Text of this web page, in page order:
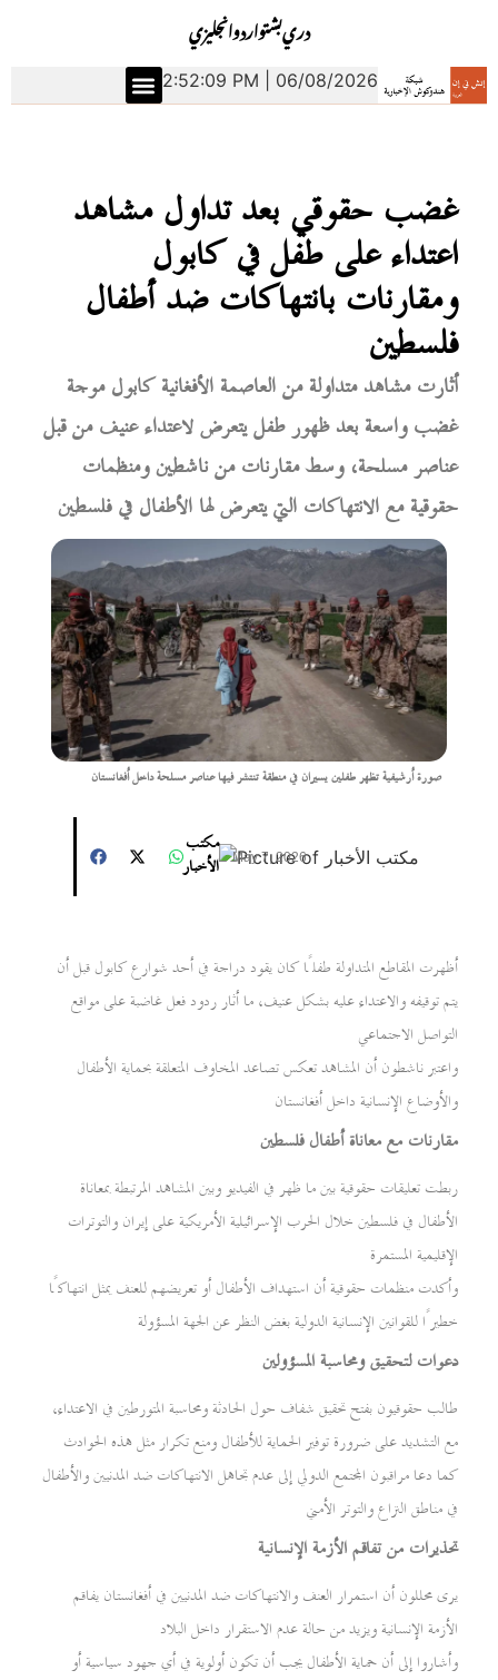
انجليزياردوبشتودري
2:52:09 PM | 06/08/2026
غضب حقوقي بعد تداول مشاهد
اعتداء على طفل في كابول
ومقارنات بانتهاكات ضد أطفال
فلسطين
أثارت مشاهد متداولة من العاصمة الأفغانية كابول موجة
غضب واسعة بعد ظهور طفل يتعرض لاعتداء عنيف من قبل
عناصر مسلحة، وسط مقارنات من ناشطين ومنظمات
حقوقية مع الانتهاكات التي يتعرض لها الأطفال في فلسطين
صورة أرشيفية تظهر طفلين يسيران في منطقة تنتشر فيها عناصر مسلحة داخل أفغانستان
مكتب
الأخبار May 7, 2026
أظهرت المقاطع المتداولة طفلًا كان يقود دراجة في أحد شوارع كابول قبل أن
يتم توقيفه والاعتداء عليه بشكل عنيف، ما أثار ردود فعل غاضبة على مواقع
التواصل الاجتماعي
واعتبر ناشطون أن المشاهد تعكس تصاعد المخاوف المتعلقة بحماية الأطفال
والأوضاع الإنسانية داخل أفغانستان
مقارنات مع معاناة أطفال فلسطين
ربطت تعليقات حقوقية بين ما ظهر في الفيديو وبين المشاهد المرتبطة بمعاناة
الأطفال في فلسطين خلال الحرب الإسرائيلية الأمريكية على إيران والتوترات
الإقليمية المستمرة
وأكدت منظمات حقوقية أن استهداف الأطفال أو تعريضهم للعنف يمثل انتهاكًا
خطيرًا للقوانين الإنسانية الدولية بغض النظر عن الجهة المسؤولة
دعوات لتحقيق ومحاسبة المسؤولين
طالب حقوقيون بفتح تحقيق شفاف حول الحادثة ومحاسبة المتورطين في الاعتداء،
مع التشديد على ضرورة توفير الحماية للأطفال ومنع تكرار مثل هذه الحوادث
كما دعا مراقبون المجتمع الدولي إلى عدم تجاهل الانتهاكات ضد المدنيين والأطفال
في مناطق النزاع والتوتر الأمني
تحذيرات من تفاقم الأزمة الإنسانية
يرى محللون أن استمرار العنف والانتهاكات ضد المدنيين في أفغانستان يفاقم
الأزمة الإنسانية ويزيد من حالة عدم الاستقرار داخل البلاد
وأشاروا إلى أن حماية الأطفال يجب أن تكون أولوية في أي جهود سياسية أو